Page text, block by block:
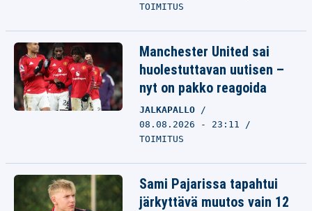
TOIMITUS
Manchester United sai
huolestuttavan uutisen –
nyt on pakko reagoida
JALKAPALLO
08.08.2026 - 23:11
TOIMITUS
Sami Pajarissa tapahtui
järkyttävä muutos vain 12